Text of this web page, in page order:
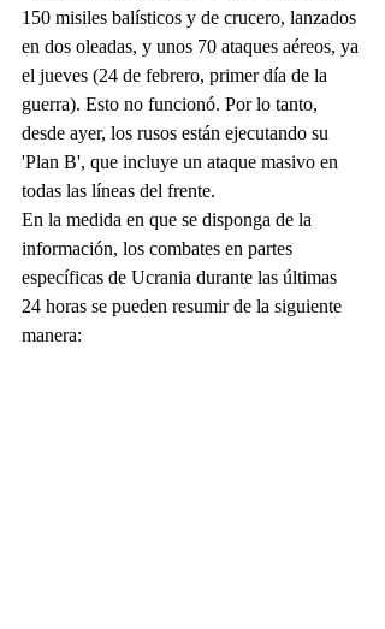
150 misiles balísticos y de crucero, lanzados
en dos oleadas, y unos 70 ataques aéreos, ya
el jueves (24 de febrero, primer día de la
guerra). Esto no funcionó. Por lo tanto,
desde ayer, los rusos están ejecutando su
'Plan B', que incluye un ataque masivo en
todas las líneas del frente.
En la medida en que se disponga de la
información, los combates en partes
específicas de Ucrania durante las últimas
24 horas se pueden resumir de la siguiente
manera: